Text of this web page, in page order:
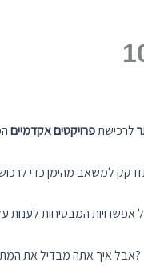
לרכישתפרויקטים אקדמיים
אבל איך אתה מבדיל אתמהשאר?